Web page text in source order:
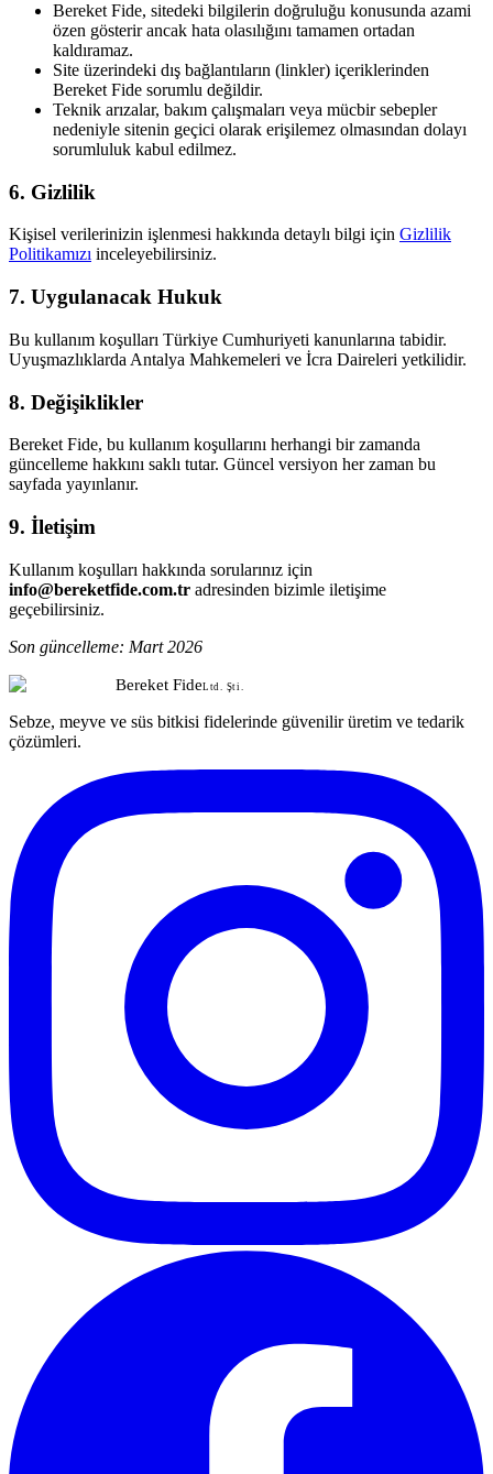
Bereket Fide, sitedeki bilgilerin doğruluğu konusunda azami
özen gösterir ancak hata olasılığını tamamen ortadan
kaldıramaz.
Site üzerindeki dış bağlantıların (linkler) içeriklerinden
Bereket Fide sorumlu değildir.
Teknik arızalar, bakım çalışmaları veya mücbir sebepler
nedeniyle sitenin geçici olarak erişilemez olmasından dolayı
sorumluluk kabul edilmez.
6. Gizlilik
Kişisel verilerinizin işlenmesi hakkında detaylı bilgi için Gizlilik
Politikamızı inceleyebilirsiniz.
7. Uygulanacak Hukuk
Bu kullanım koşulları Türkiye Cumhuriyeti kanunlarına tabidir.
Uyuşmazlıklarda Antalya Mahkemeleri ve İcra Daireleri yetkilidir.
8. Değişiklikler
Bereket Fide, bu kullanım koşullarını herhangi bir zamanda
güncelleme hakkını saklı tutar. Güncel versiyon her zaman bu
sayfada yayınlanır.
9. İletişim
Kullanım koşulları hakkında sorularınız için
info@bereketfide.com.tr adresinden bizimle iletişime
geçebilirsiniz.
Son güncelleme: Mart 2026
Bereket FideLtd. Şti.
Sebze, meyve ve süs bitkisi fidelerinde güvenilir üretim ve tedarik
çözümleri.